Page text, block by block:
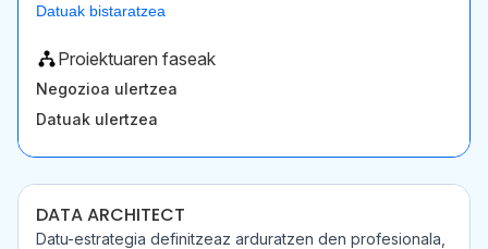
Datuak bistaratzea
Proiektuaren faseak
Negozioa ulertzea
Datuak ulertzea
DATA ARCHITECT
Datu-estrategia definitzeaz arduratzen den profesionala,